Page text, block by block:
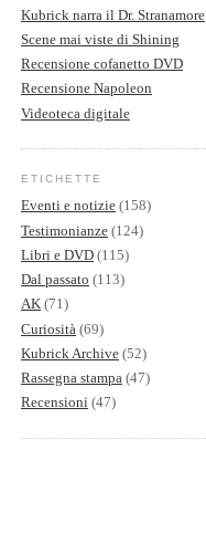
Kubrick narra il Dr. Stranamore
Scene mai viste di Shining
Recensione cofanetto DVD
Recensione Napoleon
Videoteca digitale
ETICHETTE
Eventi e notizie (158)
Testimonianze (124)
Libri e DVD (115)
Dal passato (113)
AK (71)
Curiosità (69)
Kubrick Archive (52)
Rassegna stampa (47)
Recensioni (47)